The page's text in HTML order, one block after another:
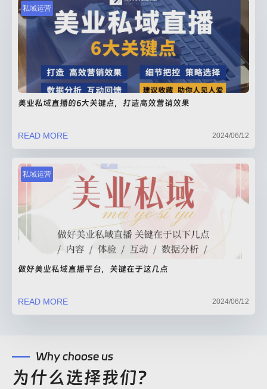
私域运营
美业私域直播的6大关键点，打造高效营销效果
READ MORE 2024/06/12
私域运营
做好美业私域直播平台，关键在于这几点
READ MORE 2024/06/12
Why choose us
为什么选择我们？